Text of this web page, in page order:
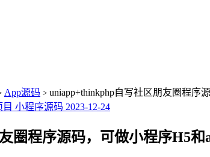
App源码 > uniapp+thinkphp自写社区朋友圈程序
目 小程序源码 2023-12-24
圈程序源码，可做小程序H5和